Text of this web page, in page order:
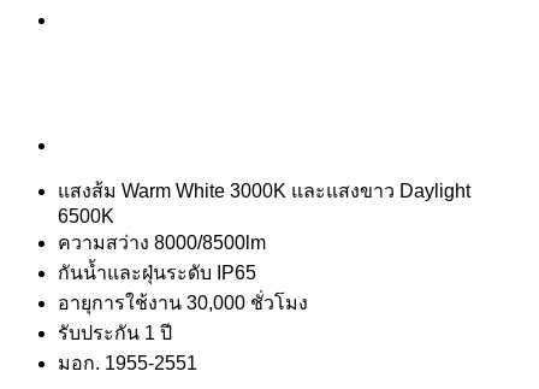
แสงส้ม Warm White 3000K และแสงขาว Daylight
6500K
ความสว่าง 8000/8500lm
กันน้ำและฝุ่นระดับ IP65
อายุการใช้งาน 30,000 ชั่วโมง
รับประกัน 1 ปี
มอก. 1955-2551